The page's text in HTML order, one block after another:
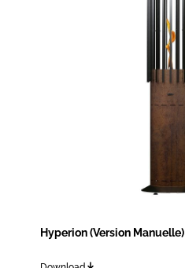
Hyperion (Version Manuelle)